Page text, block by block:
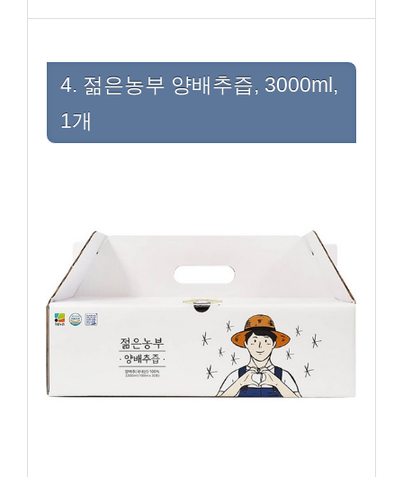
4. 젊은농부 양배추즙, 3000ml,
1개